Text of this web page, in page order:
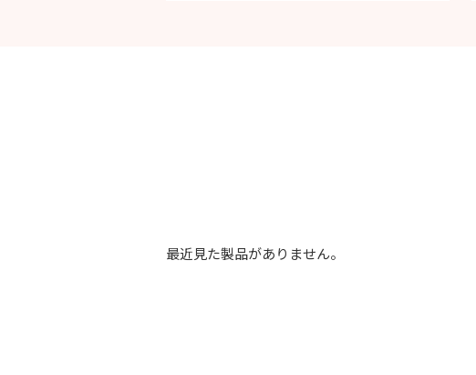
最近見た製品がありません。